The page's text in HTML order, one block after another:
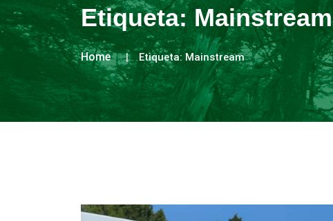
Etiqueta:Mainstream
Home Etiqueta:Mainstream